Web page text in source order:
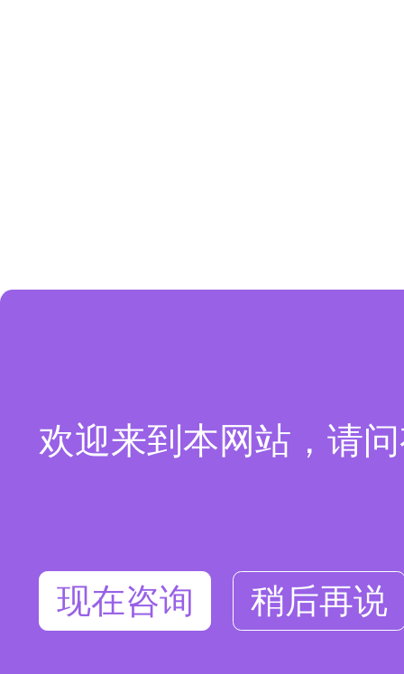
欢迎来到本网站，请
现在咨询 稍后再说